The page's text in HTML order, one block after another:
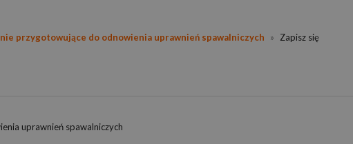
przygotowujące do odnowienia uprawnień spawalniczych » Zapisz się
uprawnień spawalniczych